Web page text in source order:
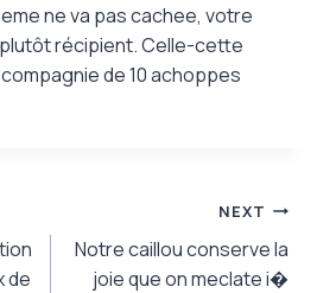
ne va pas cachee, votre
récipient. Celle-cette
de 10 achoppes
de
NEXT
Notre caillou conserve la
joie que on meclate i�